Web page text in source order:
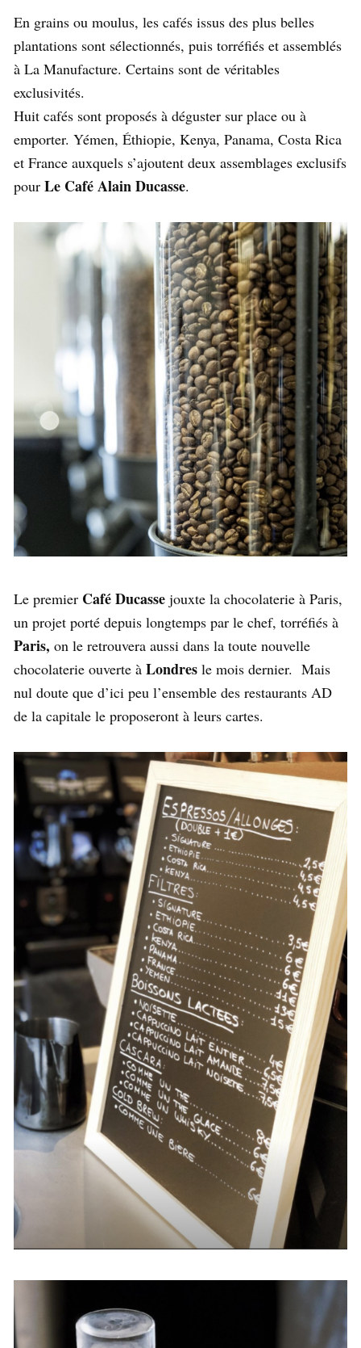
En grains ou moulus, les cafés issus des plus belles
plantations sont sélectionnés, puis torréfiés et assemblés
à La Manufacture. Certains sont de véritables
exclusivités.
Huit cafés sont proposés à déguster sur place ou à
emporter. Yémen, Éthiopie, Kenya, Panama, Costa Rica
et France auxquels s’ajoutent deux assemblages exclusifs
pour Le Café Alain Ducasse.
Le premier Café Ducasse jouxte la chocolaterie à Paris,
un projet porté depuis longtemps par le chef, torréfiés à
Paris, on le retrouvera aussi dans la toute nouvelle
chocolaterie ouverte à Londres le mois dernier. Mais
nul doute que d’ici peu l’ensemble des restaurants AD
de la capitale le proposeront à leurs cartes.